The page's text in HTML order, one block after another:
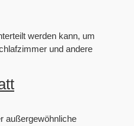
werden kann, um
und andere
außergewöhnliche